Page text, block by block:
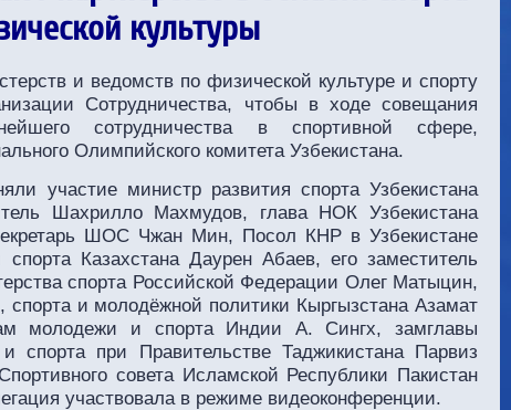
культуры
и ведомств по физической культуре и спорту
Сотрудничества, чтобы в ходе совещания
сотрудничества в спортивной сфере,
Олимпийского комитета Узбекистана.
участие министр развития спорта Узбекистана
Шахрилло Махмудов, глава НОК Узбекистана
ШОС Чжан Мин, Посол КНР в Узбекистане
Казахстана Даурен Абаев, его заместитель
спорта Российской Федерации Олег Матыцин,
и молодёжной политики Кыргызстана Азамат
молодежи и спорта Индии А. Сингх, замглавы
при Правительстве Таджикистана Парвиз
совета Исламской Республики Пакистан
участвовала в режиме видеоконференции.